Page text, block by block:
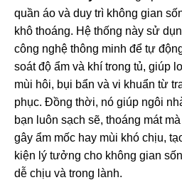
quần áo và duy trì không gian
khô thoáng. Hệ thống này sử
công nghệ thông minh để tự
soát độ ẩm và khí trong tủ, giúp
mùi hôi, bụi bẩn và vi khuẩn từ
phục. Đồng thời, nó giúp ngôi
bạn luôn sạch sẽ, thoáng mát
gây ẩm mốc hay mùi khó chịu,
kiện lý tưởng cho không gian
dễ chịu và trong lành.